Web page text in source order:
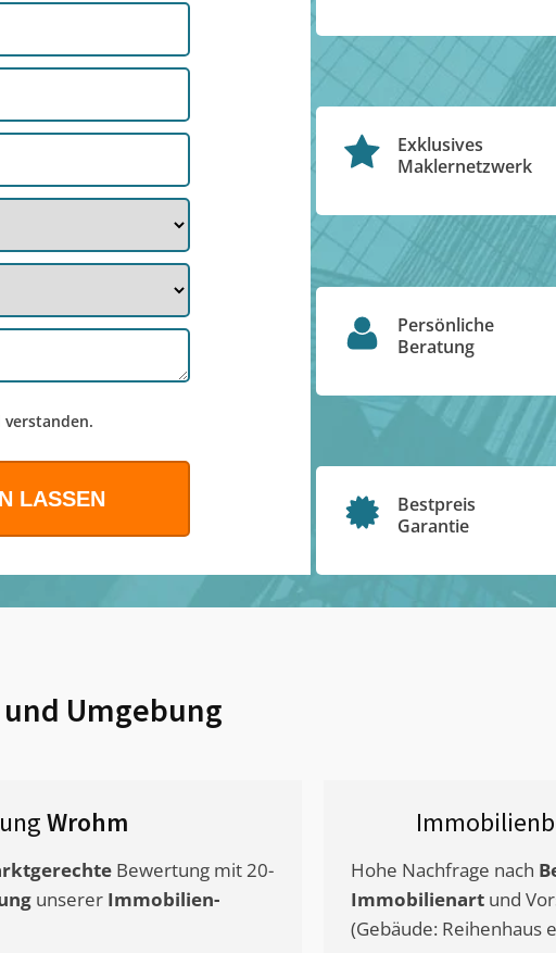
Exklusives
Maklernetzwerk
Persönliche
Beratung
Bestpreis
Garantie
und Umgebung
Wrohm
Bewertung mit 20-
unserer Immobilien-
Hohe Nachfrage nach
Immobilienart und
(Gebäude: Reihenhaus